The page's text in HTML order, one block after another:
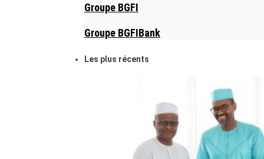
Groupe BGFI
Groupe BGFIBank
Les plus récents